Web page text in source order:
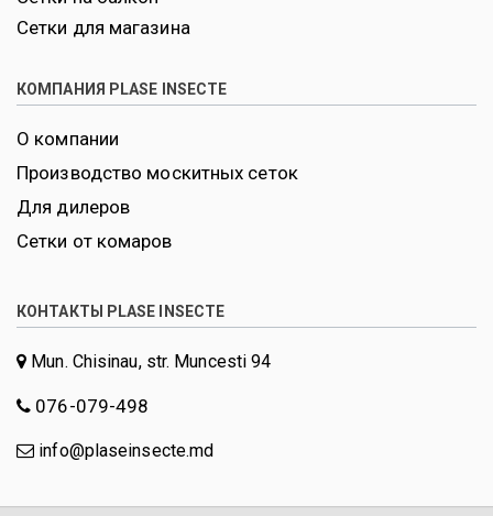
Сетки для магазина
КОМПАНИЯ PLASE INSECTE
О компании
Производство москитных сеток
Для дилеров
Сетки от комаров
КОНТАКТЫ PLASE INSECTE
Mun. Chisinau, str. Muncesti 94
076-079-498
info@plaseinsecte.md